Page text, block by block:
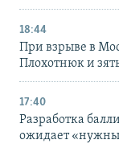
18:44
При взрыве в
Плохотнюк и
17:40
Разработка
ожидает